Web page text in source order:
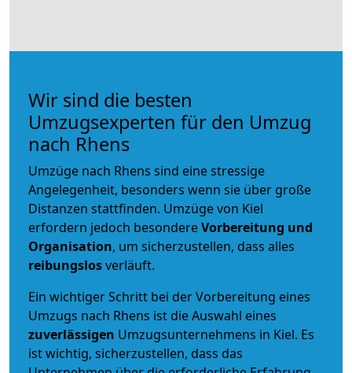
Wir sind die besten
Umzugsexperten für den Umzug
nach Rhens
Umzüge nach Rhens sind eine stressige
Angelegenheit, besonders wenn sie über große
Distanzen stattfinden. Umzüge von Kiel
erfordern jedoch besondereVorbereitung und
Organisation, um sicherzustellen, dass alles
reibungslosverläuft.
Ein wichtiger Schritt bei der Vorbereitung eines
Umzugs nach Rhens ist die Auswahl eines
zuverlässigen Umzugsunternehmens in Kiel. Es
ist wichtig, sicherzustellen, dass das